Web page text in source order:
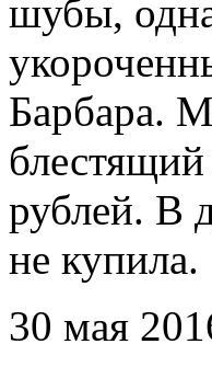
шубы,
Барбара.
рублей. В
не купила.
30 мая